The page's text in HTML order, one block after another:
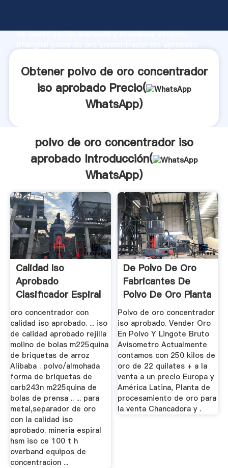
de investigación avanzada y excelente servicio,
clientes.
Obtener polvo de oro concentrador
iso aprobado Precio(
WhatsApp)
polvo de oro concentrador iso
aprobado Introducción(
WhatsApp)
Calidad Iso
Aprobado
Clasificador Espiral
oro concentrador con
calidad iso aprobado. ... iso
de calidad aprobado rejilla
molino de bolas m225quina
de briquetas de arroz
Alibaba . polvo/almohada
forma de briquetas de
carb243n m225quina de
bolas de prensa .. ... para
metal,separador de oro
con la calidad iso
aprobado. mineria espiral
hsm iso ce 100 t h
overband equipos de
concentracion ...
De Polvo De Oro
Fabricantes De
Polvo De Oro Planta
De Lavado
Polvo de oro concentrador
iso aprobado. Vender Oro
En Polvo Y Lingote Bruto
Avisometro Actualmente
contamos con 250 kilos de
oro de 22 quilates + a la
venta a un precio Europa y
América Latina, Planta de
procesamiento de oro para
la venta Chancadora y .